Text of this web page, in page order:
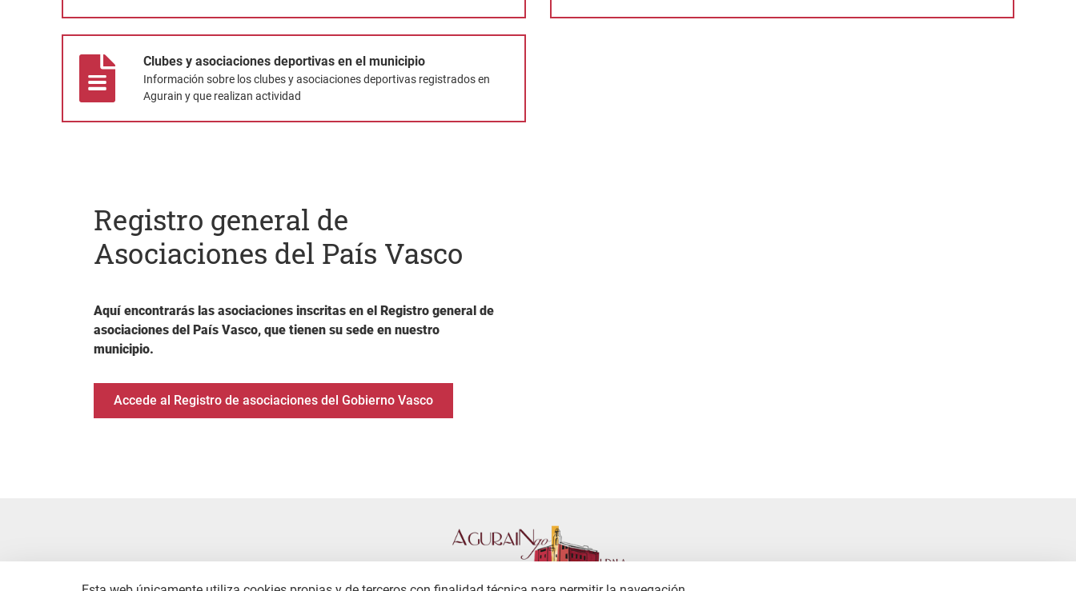
Clubes y asociaciones deportivas en el municipio
Información sobre los clubes y asociaciones deportivas registrados en
Agurain y que realizan actividad
Registro general de
Asociaciones del País Vasco
Aquí encontrarás las asociaciones inscritas en el Registro general de
asociaciones del País Vasco, que tienen su sede en nuestro
municipio.
Accede al Registro de asociaciones del Gobierno Vasco